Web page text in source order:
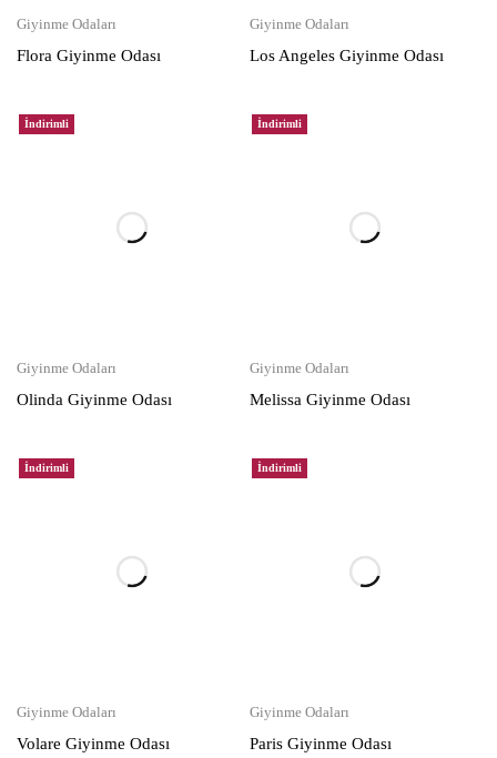
Giyinme Odaları
Flora Giyinme Odası
Giyinme Odaları
Los Angeles Giyinme Odası
İndirimli
Giyinme Odaları
Olinda Giyinme Odası
İndirimli
Giyinme Odaları
Melissa Giyinme Odası
İndirimli
Giyinme Odaları
Volare Giyinme Odası
İndirimli
Giyinme Odaları
Paris Giyinme Odası